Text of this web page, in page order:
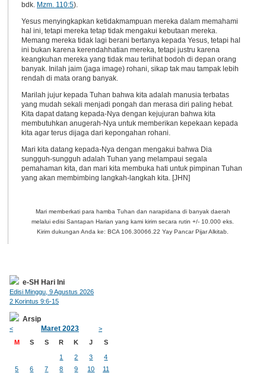
bdk. Mzm. 110:5).
Yesus menyingkapkan ketidakmampuan mereka dalam memahami
hal ini, tetapi mereka tetap tidak mengakui kebutaan mereka.
Memang mereka tidak lagi berani bertanya kepada Yesus, tetapi hal
ini bukan karena kerendahhatian mereka, tetapi justru karena
keangkuhan mereka yang tidak mau terlihat bodoh di depan orang
banyak. Inilah jaim (jaga image) rohani, sikap tak mau tampak lebih
rendah di mata orang banyak.
Marilah jujur kepada Tuhan bahwa kita adalah manusia terbatas
yang mudah sekali menjadi pongah dan merasa diri paling hebat.
Kita dapat datang kepada-Nya dengan kejujuran bahwa kita
membutuhkan anugerah-Nya untuk memberikan kepekaan kepada
kita agar terus dijaga dari kepongahan rohani.
Mari kita datang kepada-Nya dengan mengakui bahwa Dia
sungguh-sungguh adalah Tuhan yang melampaui segala
pemahaman kita, dan mari kita membuka hati untuk pimpinan Tuhan
yang akan membimbing langkah-langkah kita. [JHN]
Mari memberkati para hamba Tuhan dan narapidana di banyak daerah
melalui edisi Santapan Harian yang kami kirim secara rutin +/- 10.000 eks.
Kirim dukungan Anda ke: BCA 106.30066.22 Yay Pancar Pijar Alkitab.
e-SH Hari Ini
Edisi Minggu, 9 Agustus 2026
2 Korintus 9:6-15
Arsip
< Maret 2023
>
M
S S R K J S
1 2 3
4
5
6 7 8 9 10
11